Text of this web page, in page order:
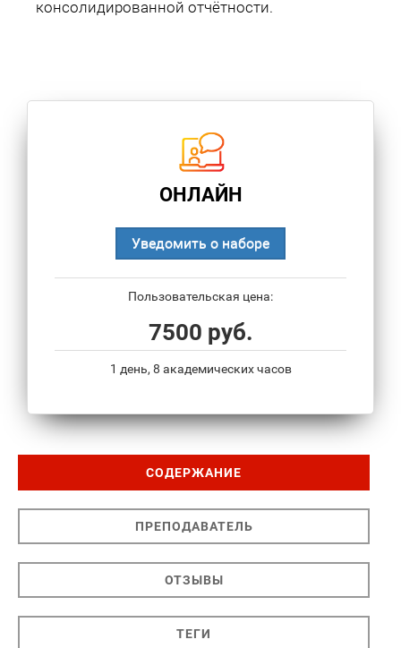
консолидированной отчётности.
ОНЛАЙН
Уведомить о наборе
Пользовательская цена:
7500 руб.
1 день, 8 академических часов
СОДЕРЖАНИЕ
ПРЕПОДАВАТЕЛЬ
ОТЗЫВЫ
ТЕГИ